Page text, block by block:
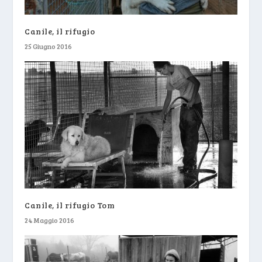
Canile, il rifugio
25 Giugno 2016
Canile, il rifugio Tom
24 Maggio 2016